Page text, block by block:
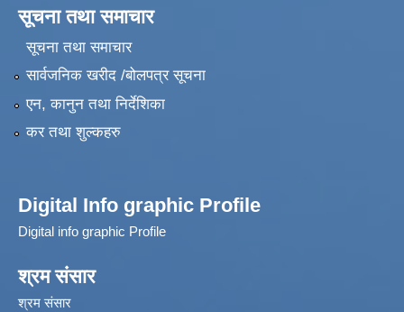
सूचना तथा समाचार
सूचना तथा समाचार
सार्वजनिक खरीद /बोलपत्र सूचना
एन, कानुन तथा निर्देशिका
कर तथा शुल्कहरु
Digital Info graphic Profile
Digital info graphic Profile
श्रम संसार
श्रम संसार